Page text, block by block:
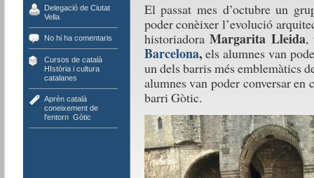
Delegació de Ciutat
Vella
No hi ha comentaris
Cursos de català,
HIstòria i cultura
catalanes
Aprèn català,
coneixement de
l'entorn, Gòtic
El passat mes d’octubre un
poder conèixer l’evolució
historiadoraMargarita Lleida,
Barcelona,els alumnes van
un dels barris més emblemàtics
alumnes van poder conversar
barri Gòtic.